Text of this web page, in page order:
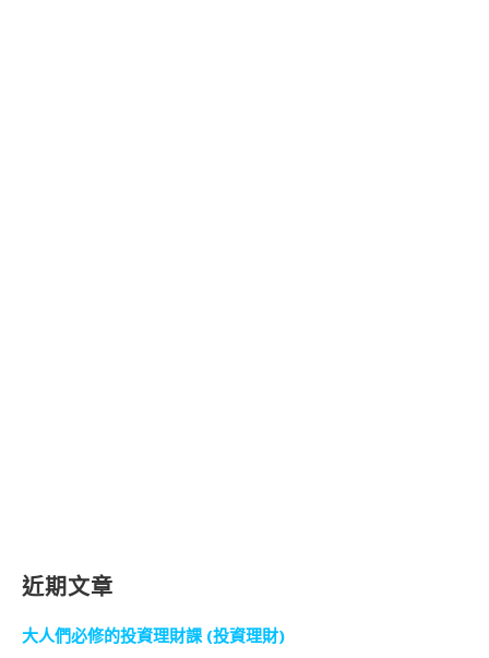
近期文章
大人們必修的投資理財課 (投資理財)